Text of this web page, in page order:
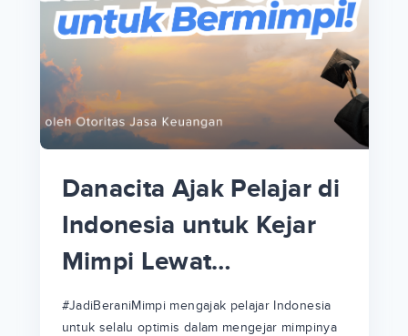
Danacita Ajak Pelajar di
Indonesia untuk Kejar
Mimpi Lewat
#JadiBeraniMimpi
#JadiBeraniMimpi mengajak pelajar Indonesia
untuk selalu optimis dalam mengejar mimpinya